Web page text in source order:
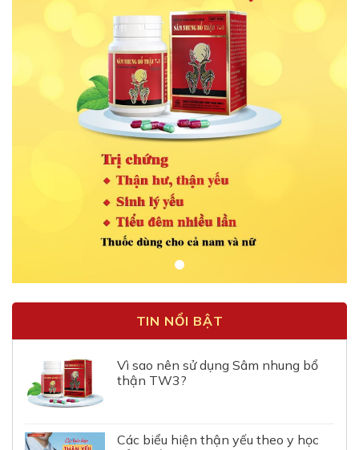
TIN NỔI BẬT
Vì sao nên sử dụng Sâm nhung bổ
thận TW3?
Các biểu hiện thận yếu theo y học